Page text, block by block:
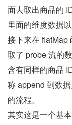
面去取出商品的
里面的维度数据
接下来在 flatMap
取了 probe 流的
含有同样的商品
称 append 到数
的流程。
其实这是一个基